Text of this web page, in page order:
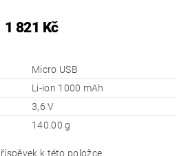
1 821 Kč
Micro USB
Li-ion 1000 mAh
3,6 V
140.00 g
k této položce.